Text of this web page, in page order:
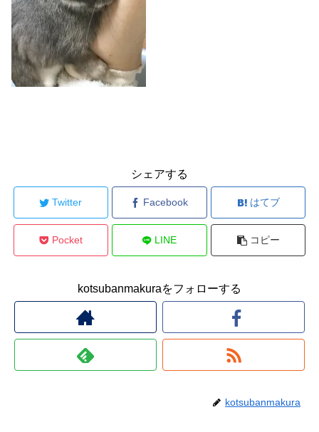
シェアする
Twitter Facebook はてブ
Pocket LINE コピー
kotsubanmakuraをフォローする
kotsubanmakura